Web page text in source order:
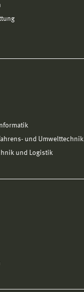
und Umwelttechnik
und Logistik